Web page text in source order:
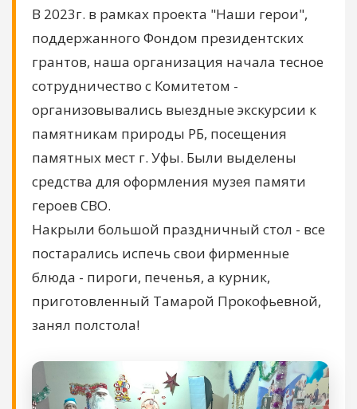
В 2023г. в рамках проекта "Наши герои",
поддержанного Фондом президентских
грантов, наша организация начала тесное
сотрудничество с Комитетом -
организовывались выездные экскурсии к
памятникам природы РБ, посещения
памятных мест г. Уфы. Были выделены
средства для оформления музея памяти
героев СВО.
Накрыли большой праздничный стол - все
постарались испечь свои фирменные
блюда - пироги, печенья, а курник,
приготовленный Тамарой Прокофьевной,
занял полстола!